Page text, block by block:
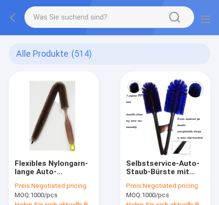
Alle Produkte (514)
Flexibles Nylongarn-
lange Auto-
mit weichem Griff
Preis:Negotiated pricing
MOQ:1000/pcs
Selbstservice-Auto-
Staub-Bürste mit
annehmbar
Preis:Negotiated pricing
MOQ:1000/pcs